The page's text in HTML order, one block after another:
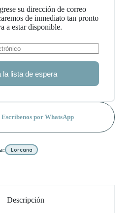
su dirección de correo
de inmediato tan pronto
a estar disponible.
la lista de espera
Escríbenos por WhatsApp
Lorcana
Descripción